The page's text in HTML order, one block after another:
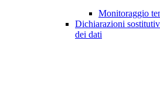
Monitoraggio
Dichiarazioni
dei dati